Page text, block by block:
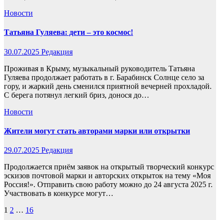
Новости
Татьяна Гуляева: дети – это космос!
30.07.2025 Редакция
Проживая в Крыму, музыкальный руководитель Татьяна
Гуляева продолжает работать в г. Барабинск Солнце село за
гору, и жаркий день сменился приятной вечерней прохладой.
С берега потянул легкий бриз, донося до…
Новости
Жители могут стать авторами марки или открытки
29.07.2025 Редакция
Продолжается приём заявок на открытый творческий конкурс
эскизов почтовой марки и авторских открыток на тему «Моя
Россия!». Отправить свою работу можно до 24 августа 2025 г.
Участвовать в конкурсе могут…
Пагинация
1 2 … 16